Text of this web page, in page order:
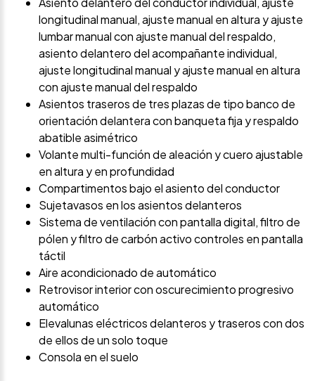
longitudinal manual, ajuste manual en altura y ajuste
lumbar manual con ajuste manual del respaldo,
asiento delantero del acompañante individual,
ajuste longitudinal manual y ajuste manual en altura
con ajuste manual del respaldo
Asientos traseros de tres plazas de tipo banco de
orientación delantera con banqueta fija y respaldo
abatible asimétrico
Volante multi-función de aleación y cuero ajustable
en altura y en profundidad
Compartimentos bajo el asiento del conductor
Sujetavasos en los asientos delanteros
Sistema de ventilación con pantalla digital, filtro de
pólen y filtro de carbón activo controles en pantalla
táctil
Aire acondicionado de automático
Retrovisor interior con oscurecimiento progresivo
automático
Elevalunas eléctricos delanteros y traseros con dos
de ellos de un solo toque
Consola en el suelo